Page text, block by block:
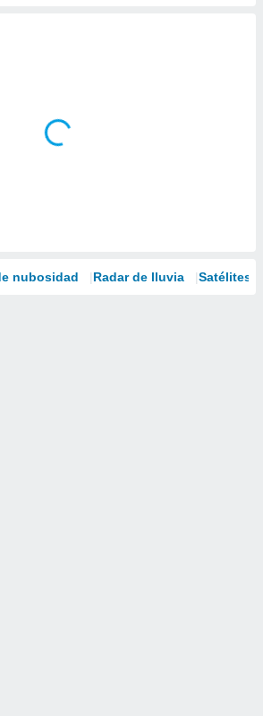
nubosidad Radar de lluvia Satélites